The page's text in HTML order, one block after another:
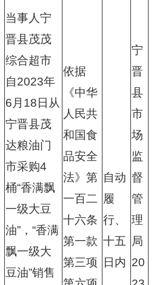
当事人宁
晋县茂茂
综合超市
自2023年
6月18日从
宁晋县茂
达粮油门
市采购4
桶“香满飘
一级大豆
油”，“香满
飘一级大
豆油”销售
依据
《中华
人民共
和国食
品安全
法》第
一百二
十六条
第一款
第三项
自动
履
行、
十五
日内
宁
晋
县
市
场
监
督
管
理
局
20